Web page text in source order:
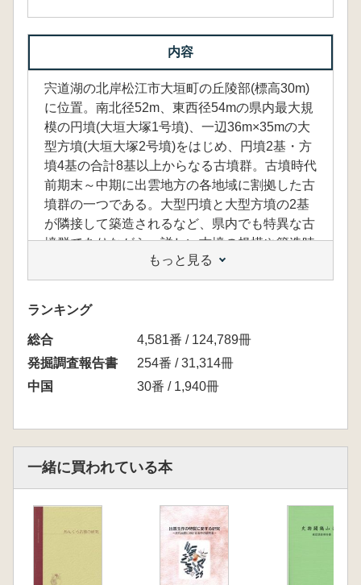
内容
宍道湖の北岸松江市大垣町の丘陵部(標高30m)
に位置。南北径52m、東西径54mの県内最大規
模の円墳(大垣大塚1号墳)、一辺36m×35mの大
型方墳(大垣大塚2号墳)をはじめ、円墳2基・方
墳4基の合計8基以上からなる古墳群。古墳時代
前期末～中期に出雲地方の各地域に割拠した古
墳群の一つである。大型円墳と大型方墳の2基
が隣接して築造されるなど、県内でも特異な古
墳群でありながら、詳しい古墳の規模や築造時
期など不明な点が多く、出雲地方の大型円墳と
大型方墳の出現を考える上で重要な古墳群であ
(報道発表資料用より引用)
もっと見る
ランキング
総合
4,581番 / 124,789冊
発掘調査報告書
254番 / 31,314冊
中国
30番 / 1,940冊
一緒に買われている本